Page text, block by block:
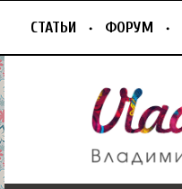
СТАТЬИ ФОРУМ